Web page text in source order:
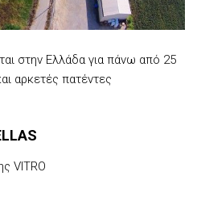
στην Ελλάδα για πάνω από 25
αρκετές πατέντες
VITRO